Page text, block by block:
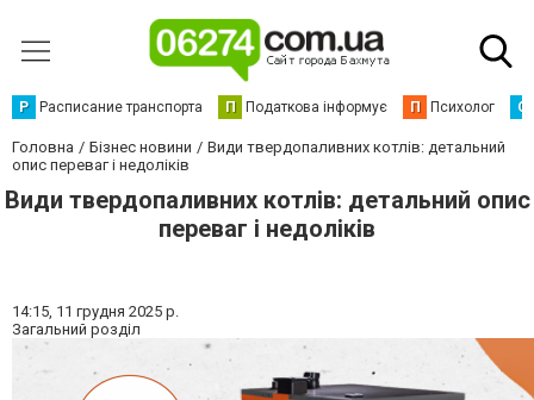
Р Расписание транспорта П Податкова інформує П Психолог С
Головна Бізнес новини
Види твердопаливних котлів: детальний
опис переваг і недоліків
Види твердопаливних котлів: детальний опис
переваг і недоліків
14:15, 11 грудня 2025 р.
Загальний розділ